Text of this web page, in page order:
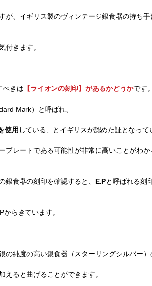
が、イギリス製のヴィンテージ銀食器の持ち手
付きます。
べきは 【ライオンの刻印】があるかどうかです。
Mark）と呼ばれ、
使用 している、とイギリスが認めた証となって
レートである可能性が非常に高いことがわか
銀食器の刻印を確認すると、 E.Pと呼ばれる刻
らきています。
純度の高い銀食器（スターリングシルバー）
ると曲げることができます。